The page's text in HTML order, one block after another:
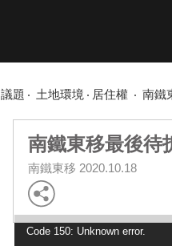
議題 土地環境 居住權 南鐵
南鐵東移最後待
南鐵東移 2020.10.18
Video
Player
Code 150: Unknown error.